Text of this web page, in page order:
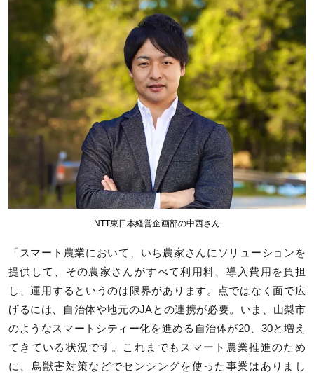
NTT東日本経営企画部の中西さん
「スマート農業において、いち農家さんにソリューションを
提供して、その農家さんがすべて利用料、導入費用を負担
し、運用するというのは限界があります。点ではなく面で広
げるには、自治体や地元のJAとの連携が必要。いま、山梨市
のようなスマートシティー化を進める自治体が20、30と増え
てきている状況です。これまでもスマート農業推進のため
に、鳥獣害対策などでセンシングを使った事業はありまし